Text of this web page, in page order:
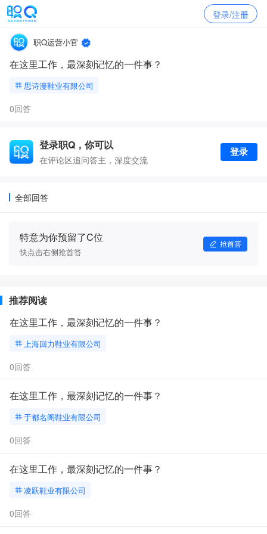
登录/注册
职Q运营小官
在这里工作，最深刻记忆的一件事？
思诗漫鞋业有限公司
0回答
登录职Q，你可以
在评论区追问答主，深度交流
登录
全部回答
特意为你预留了C位
快点击右侧抢首答
推荐阅读
在这里工作，最深刻记忆的一件事？
上海回力鞋业有限公司
0回答
在这里工作，最深刻记忆的一件事？
于都名阁鞋业有限公司
0回答
在这里工作，最深刻记忆的一件事？
凌跃鞋业有限公司
0回答